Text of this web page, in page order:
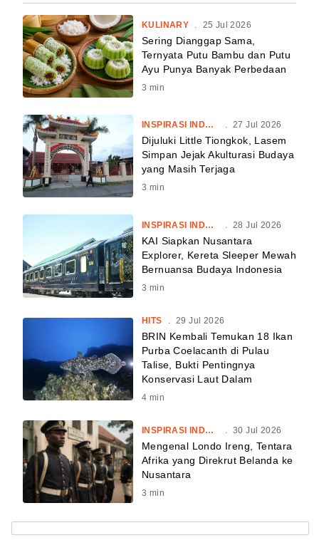
KULINARY . 25 Jul 2026
Sering Dianggap Sama,
Ternyata Putu Bambu dan Putu
Ayu Punya Banyak Perbedaan
3 min
INSPIRASI INDONESIA . 27 Jul 2026
Dijuluki Little Tiongkok, Lasem
Simpan Jejak Akulturasi Budaya
yang Masih Terjaga
3 min
INSPIRASI INDONESIA 28 Jul 2026
KAI Siapkan Nusantara
Explorer, Kereta Sleeper Mewah
Bernuansa Budaya Indonesia
3 min
HITS 29 Jul 2026
BRIN Kembali Temukan 18 Ikan
Purba Coelacanth di Pulau
Talise, Bukti Pentingnya
Konservasi Laut Dalam
4 min
INSPIRASI INDONESIA 30 Jul 2026
Mengenal Londo Ireng, Tentara
Afrika yang Direkrut Belanda ke
Nusantara
3 min